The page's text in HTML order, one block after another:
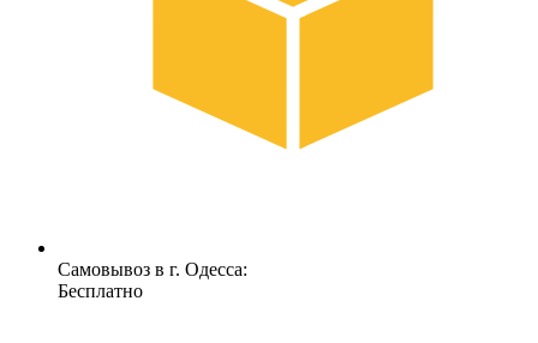
Самовывоз в г. Одесса:
Бесплатно